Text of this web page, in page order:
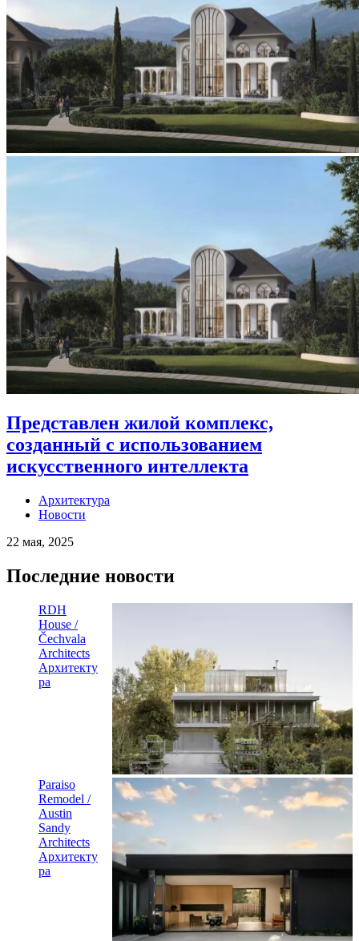
Представлен жилой комплекс,
созданный с использованием
искусственного интеллекта
Архитектура
Новости
22 мая, 2025
Последние новости
RDH
House /
Čechvala
Architects
Архитекту
ра
Paraiso
Remodel /
Austin
Sandy
Architects
Архитекту
ра